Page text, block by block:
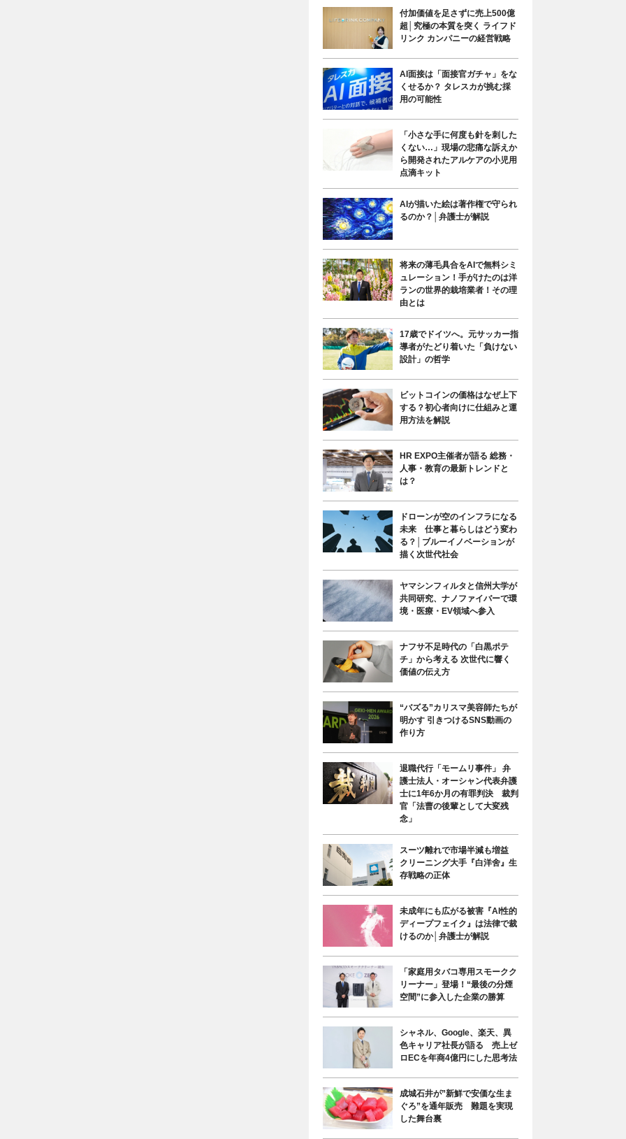
付加価値を足さずに売上500億
超│究極の本質を突く ライフド
リンク カンパニーの経営戦略
AI面接は「面接官ガチャ」をな
くせるか？ タレスカが挑む採
用の可能性
「小さな手に何度も針を刺した
くない…」現場の悲痛な訴えか
ら開発されたアルケアの小児用
点滴キット
AIが描いた絵は著作権で守られ
るのか？│弁護士が解説
将来の薄毛具合をAIで無料シミ
ュレーション！手がけたのは洋
ランの世界的栽培業者！その理
由とは
17歳でドイツへ。元サッカー指
導者がたどり着いた「負けない
設計」の哲学
ビットコインの価格はなぜ上下
する？初心者向けに仕組みと運
用方法を解説
HR EXPO主催者が語る 総務・
人事・教育の最新トレンドと
は？
ドローンが空のインフラになる
未来 仕事と暮らしはどう変わ
る？│ブルーイノベーションが
描く次世代社会
ヤマシンフィルタと信州大学が
共同研究、ナノファイバーで環
境・医療・EV領域へ参入
ナフサ不足時代の「白黒ポテ
チ」から考える 次世代に響く
価値の伝え方
“バズる”カリスマ美容師たちが
明かす 引きつけるSNS動画の
作り方
退職代行「モームリ事件」 弁
護士法人・オーシャン代表弁護
士に1年6か月の有罪判決 裁判
官「法曹の後輩として大変残
念」
スーツ離れで市場半減も増益
クリーニング大手『白洋舍』生
存戦略の正体
未成年にも広がる被害『AI性的
ディープフェイク』は法律で裁
けるのか│弁護士が解説
「家庭用タバコ専用スモークク
リーナー」登場！“最後の分煙
空間”に参入した企業の勝算
シャネル、Google、楽天、異
色キャリア社長が語る 売上ゼ
ロECを年商4億円にした思考法
成城石井が”新鮮で安価な生ま
ぐろ”を通年販売 難題を実現
した舞台裏